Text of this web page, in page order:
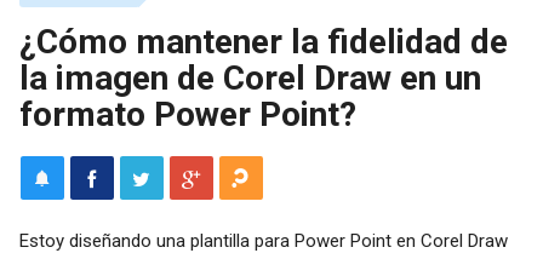
¿Cómo mantener la fidelidad de
la imagen de Corel Draw en un
formato Power Point?
Estoy diseñando una plantilla para Power Point en Corel Draw